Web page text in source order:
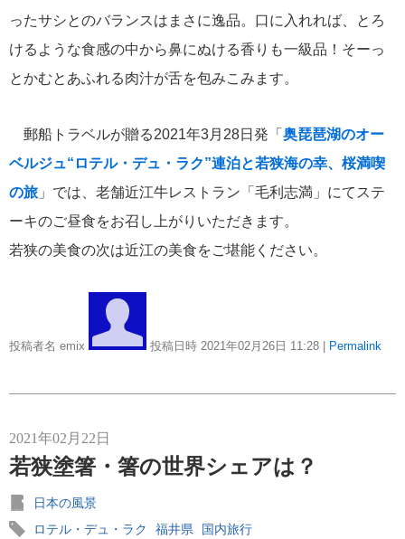
ったサシとのバランスはまさに逸品。口に入れれば、とろ
けるような食感の中から鼻にぬける香りも一級品！そーっ
とかむとあふれる肉汁が舌を包みこみます。
郵船トラベルが贈る2021年3月28日発「 奥琵琶湖のオー
ベルジュ“ロテル・デュ・ラク”連泊と若狭海の幸、桜満喫
の旅 」では、老舗近江牛レストラン「毛利志満」にてステ
ーキのご昼食をお召し上がりいただきます。
若狭の美食の次は近江の美食をご堪能ください。
投稿者名 emix 投稿日時 2021年02月26日 11:28 | Permalink
2021年02月22日
若狭塗箸・箸の世界シェアは？
日本の風景
ロテル・デュ・ラク
福井県 国内旅行